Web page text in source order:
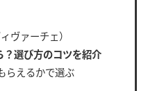
ヴァーチェ）
選び方のコツを紹介
らえるかで選ぶ